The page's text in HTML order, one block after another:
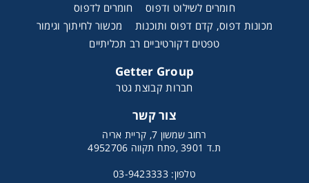
חומרים לשילוט ודפוס
חומרים לדפוס
מכונות דפוס, קדם דפוס ותוכנות
מכשור לחיתוך וגימור
טפטים דקורטיביים רב תכליתיים
Getter Group
חברות קבוצת גטר
צור קשר
רחוב שמשון 7, קריית אריה
ת.ד 3901 ,פתח תקווה 4952706
טלפון: 03-9423333